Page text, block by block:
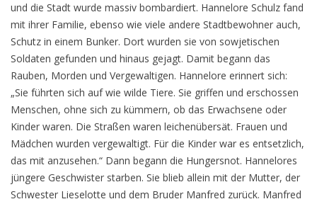
und die Stadt wurde massiv bombardiert. Hannelore Schulz fand
mit ihrer Familie, ebenso wie viele andere Stadtbewohner auch,
Schutz in einem Bunker. Dort wurden sie von sowjetischen
Soldaten gefunden und hinaus gejagt. Damit begann das
Rauben, Morden und Vergewaltigen. Hannelore erinnert sich:
„Sie führten sich auf wie wilde Tiere. Sie griffen und erschossen
Menschen, ohne sich zu kümmern, ob das Erwachsene oder
Kinder waren. Die Straßen waren leichenübersät. Frauen und
Mädchen wurden vergewaltigt. Für die Kinder war es entsetzlich,
das mit anzusehen.“ Dann begann die Hungersnot. Hannelores
jüngere Geschwister starben. Sie blieb allein mit der Mutter, der
Schwester Lieselotte und dem Bruder Manfred zurück. Manfred